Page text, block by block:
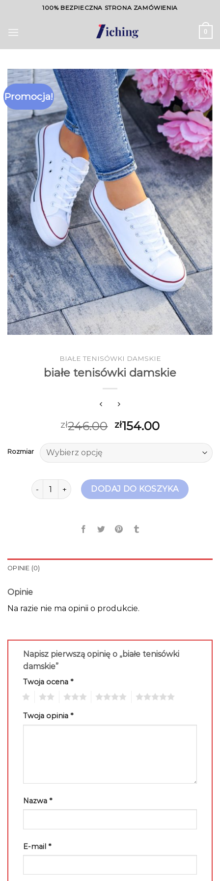
content
100% BEZPIECZNA STRONA ZAMÓWIENIA
0
Promocja!
BIAŁE TENISÓWKI DAMSKIE
białe tenisówki damskie
zł246.00 zł154.00
Rozmiar
ilość białe tenisówki damskieDODAJ DO KOSZYKA
OPINIE (0)
Opinie
Na razie nie ma opinii o produkcie.
Napisz pierwszą opinię o „białe tenisówki
damskie”
Twoja ocena *
Twoja opinia *
Nazwa *
E-mail *